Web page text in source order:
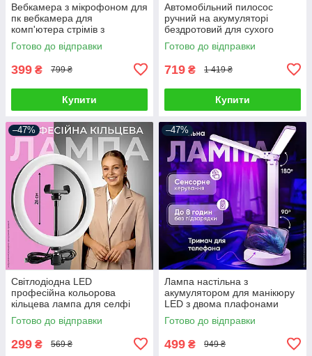
Вебкамера з мікрофоном для
пк вебкамера для
комп'ютера стрімів з
автофокусом вебка full hd
1920 x 1080
Готово до відправки
399 ₴ 799 ₴
Купити
Автомобільний пилосос
ручний на акумуляторі
бездротовий для сухого
прибирання автопилосос для
салону автомобіля з
Готово до відправки
719 ₴ 1 419 ₴
Купити
–47%
Світлодіодна LED
професійна кольорова
кільцева лампа для селфі
блогерів предметної зйомки
26 см для фото і відео
Готово до відправки
299 ₴ 569 ₴
–47%
Лампа настільна з
акумулятором для манікюру
LED з двома плафонами
підставкою для телефону
сенсорним керуванням 3
Готово до відправки
499 ₴ 949 ₴